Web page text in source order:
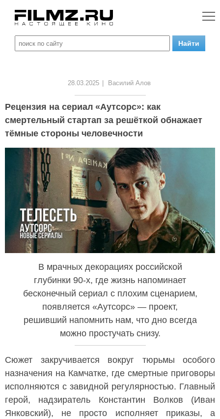
28.03.2025 Василий Алов
Рецензия на сериал «Аутсорс»: как
смертельный стартап за решёткой обнажает
тёмные стороны человечности
В мрачных декорациях российской
глубинки 90-х, где жизнь напоминает
бесконечный сериал с плохим сценарием,
появляется «Аутсорс» — проект,
решивший напомнить нам, что дно всегда
можно простучать снизу.
Сюжет закручивается вокруг тюрьмы особого
назначения на Камчатке, где смертные приговоры
исполняются с завидной регулярностью. Главный
герой, надзиратель Константин Волков (Иван
Янковский), не просто исполняет приказы, а